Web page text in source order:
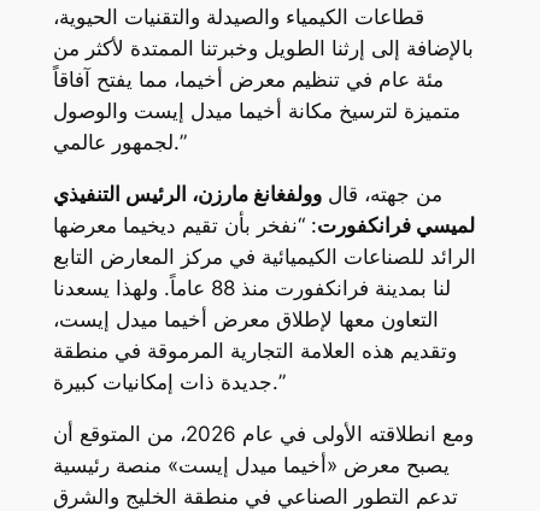
قطاعات الكيمياء والصيدلة والتقنيات الحيوية،
بالإضافة إلى إرثنا الطويل وخبرتنا الممتدة لأكثر من
مئة عام في تنظيم معرض أخيما، مما يفتح آفاقاً
متميزة لترسيخ مكانة أخيما ميدل إيست والوصول
لجمهور عالمي.”
من جهته، قالوولفغانغ مارزن، الرئيس التنفيذي
لميسي فرانكفورت: “نفخر بأن تقيم ديخيما معرضها
الرائد للصناعات الكيميائية في مركز المعارض التابع
لنا بمدينة فرانكفورت منذ 88 عاماً. ولهذا يسعدنا
التعاون معها لإطلاق معرض أخيما ميدل إيست،
وتقديم هذه العلامة التجارية المرموقة في منطقة
جديدة ذات إمكانيات كبيرة.”
ومع انطلاقته الأولى في عام 2026، من المتوقع أن
يصبح معرض «أخيما ميدل إيست» منصة رئيسية
تدعم التطور الصناعي في منطقة الخليج والشرق